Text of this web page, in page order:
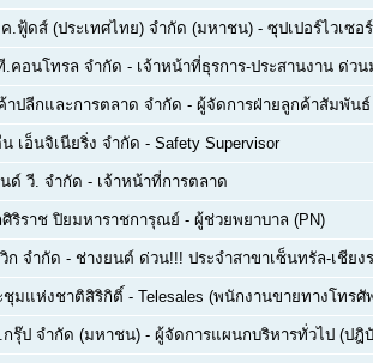
ค.ฟู้ดส์ (ประเทศไทย) จำกัด (มหาชน) - ซุปเปอร์ไวเซ
.คอนโทรล จำกัด - เจ้าหน้าที่ธุรการ-ประสานงาน ด่วน
ปลีกและการตลาด จำกัด - ผู้จัดการฝ่ายลูกค้าสัมพันธ์
เอ็นจิเนียริ่ง จำกัด - Safety Supervisor
ด์ วี. จำกัด - เจ้าหน้าที่การตลาด
ศิริราช ปิยมหาราชการุณย์ - ผู้ช่วยพยาบาล (PN)
ก จำกัด - ช่างยนต์ ด่วน!!! ประจำสาขาเซ็นทรัล-เชียง
ชุมแห่งชาติสิริกิติ์ - Telesales (พนักงานขายทางโทร
รุ๊ป จำกัด (มหาชน) - ผู้จัดการแผนกบริหารทั่วไป (ปฎิ